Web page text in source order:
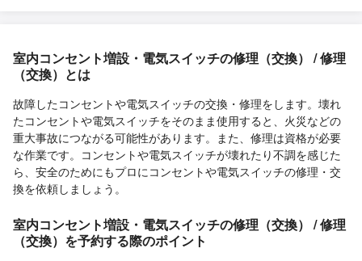
室内コンセント増設・電気スイッチの修理（交換） / 修理
（交換）とは
故障したコンセントや電気スイッチの交換・修理をします。壊れ
たコンセントや電気スイッチをそのまま使用すると、火災などの
重大事故につながる可能性があります。また、修理は資格が必要
な作業です。コンセントや電気スイッチが壊れたり不調を感じた
ら、安全のためにもプロにコンセントや電気スイッチの修理・交
換を依頼しましょう。
室内コンセント増設・電気スイッチの修理（交換） / 修理
（交換）を予約する際のポイント